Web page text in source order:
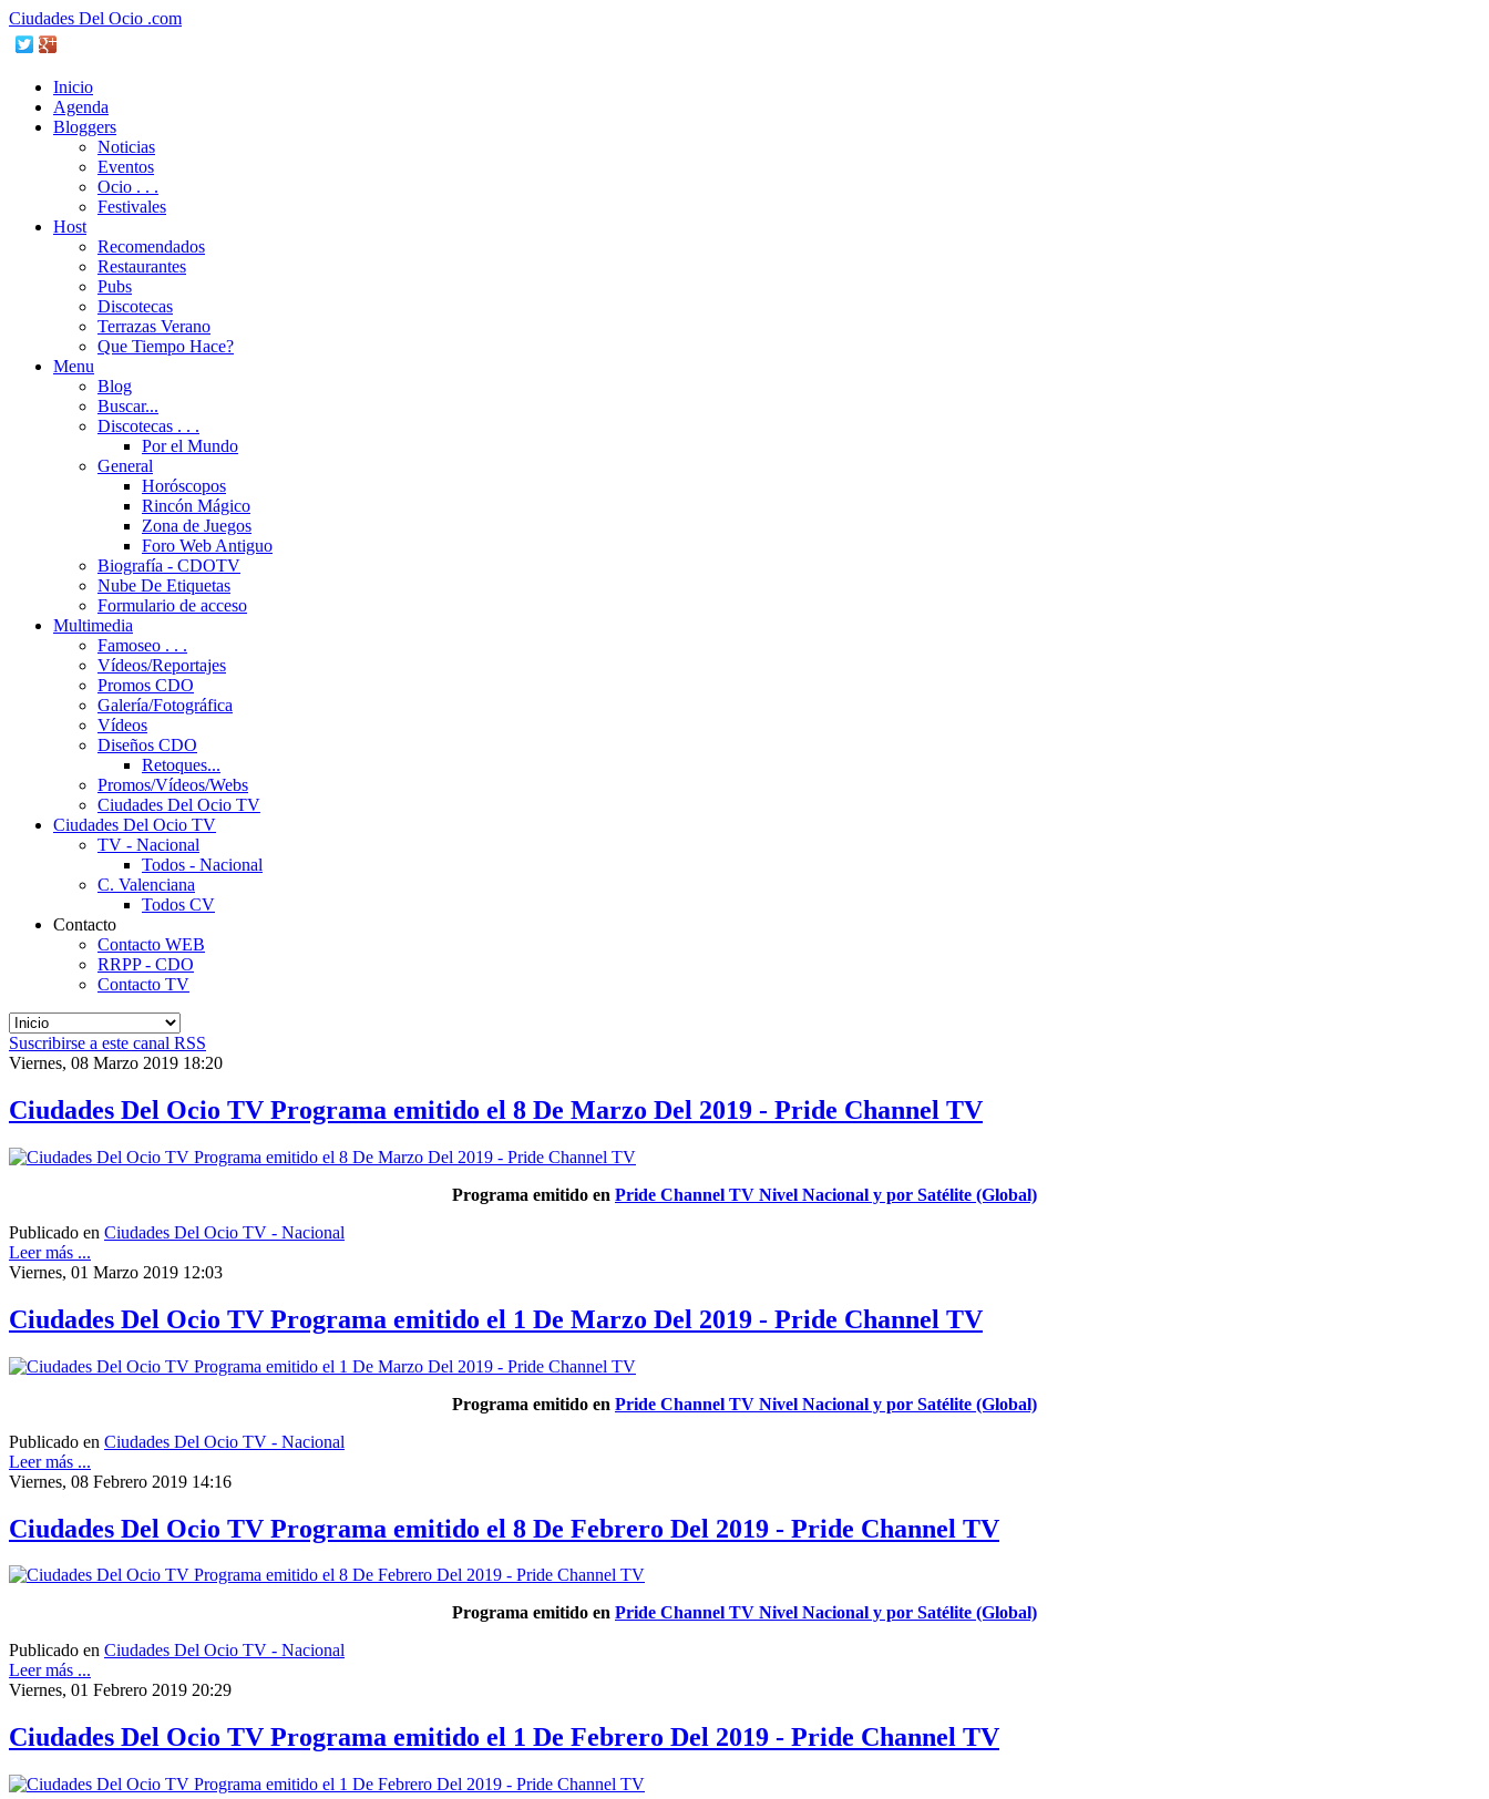
Ciudades Del Ocio .com
Inicio
Agenda
Bloggers
Noticias
Eventos
Ocio . . .
Festivales
Host
Recomendados
Restaurantes
Pubs
Discotecas
Terrazas Verano
Que Tiempo Hace?
Menu
Blog
Buscar...
Discotecas . . .
Por el Mundo
General
Horóscopos
Rincón Mágico
Zona de Juegos
Foro Web Antiguo
Biografía - CDOTV
Nube De Etiquetas
Formulario de acceso
Multimedia
Famoseo . . .
Vídeos/Reportajes
Promos CDO
Galería/Fotográfica
Vídeos
Diseños CDO
Retoques...
Promos/Vídeos/Webs
Ciudades Del Ocio TV
Ciudades Del Ocio TV
TV - Nacional
Todos - Nacional
C. Valenciana
Todos CV
Contacto
Contacto WEB
RRPP - CDO
Contacto TV
Suscribirse a este canal RSS
Viernes, 08 Marzo 2019 18:20
Ciudades Del Ocio TV Programa emitido el 8 De Marzo Del 2019 - Pride Channel TV
Programa emitido en Pride Channel TV Nivel Nacional y por Satélite (Global)
Publicado en Ciudades Del Ocio TV - Nacional
Leer más ...
Viernes, 01 Marzo 2019 12:03
Ciudades Del Ocio TV Programa emitido el 1 De Marzo Del 2019 - Pride Channel TV
Programa emitido en Pride Channel TV Nivel Nacional y por Satélite (Global)
Publicado en Ciudades Del Ocio TV - Nacional
Leer más ...
Viernes, 08 Febrero 2019 14:16
Ciudades Del Ocio TV Programa emitido el 8 De Febrero Del 2019 - Pride Channel TV
Programa emitido en Pride Channel TV Nivel Nacional y por Satélite (Global)
Publicado en Ciudades Del Ocio TV - Nacional
Leer más ...
Viernes, 01 Febrero 2019 20:29
Ciudades Del Ocio TV Programa emitido el 1 De Febrero Del 2019 - Pride Channel TV